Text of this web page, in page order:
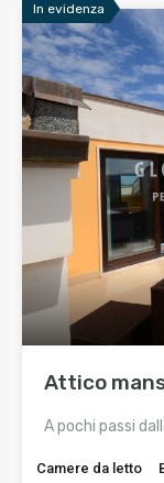
In evidenza
Attico
A pochi passi
Camere da letto